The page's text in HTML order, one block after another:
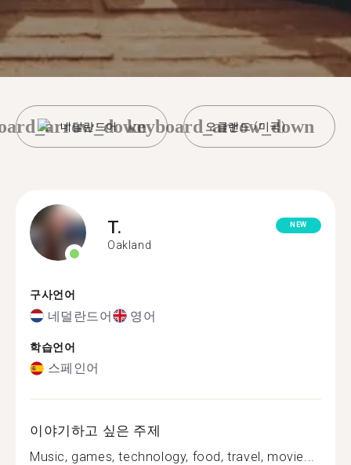
네덜란드어 오클랜드 (미국)
keyboard_arrow_down
T.
Oakland
NEW
구사언어
네덜란드어 영어
학습언어
스페인어
이야기하고 싶은 주제
Music, games, technology, food, travel, movie...